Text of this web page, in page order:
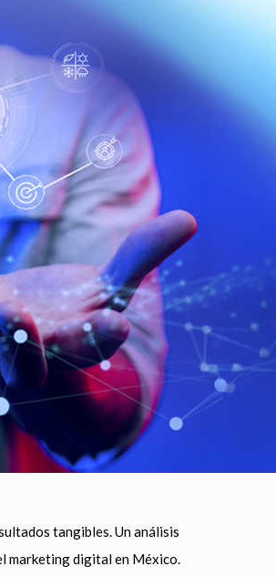
tangibles. Un análisis
marketing digital en México.